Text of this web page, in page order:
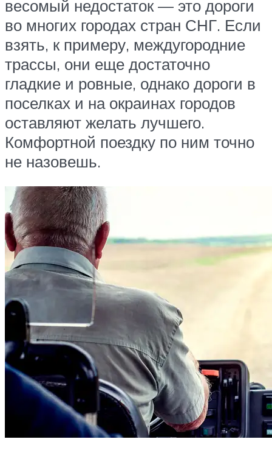
весомый недостаток — это дороги
во многих городах стран СНГ. Если
взять, к примеру, междугородние
трассы, они еще достаточно
гладкие и ровные, однако дороги в
поселках и на окраинах городов
оставляют желать лучшего.
Комфортной поездку по ним точно
не назовешь.